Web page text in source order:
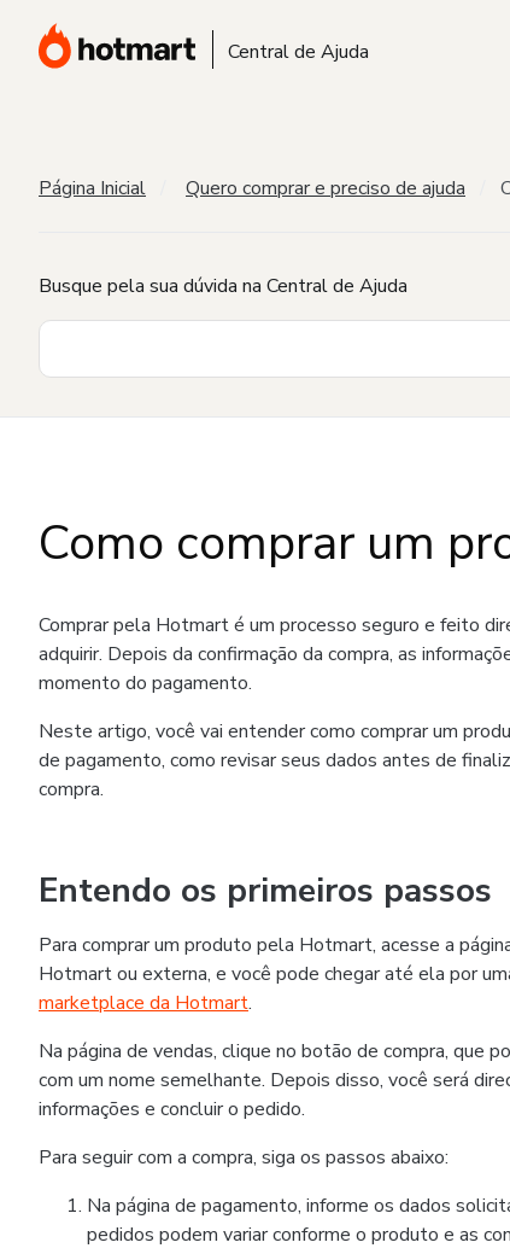
Central de Ajuda
Página Inicial Quero comprar e preciso de ajuda
Busque pela sua dúvida na Central de Ajuda
Como comprar um
Comprar pela Hotmart é um processo seguro e feito
adquirir. Depois da confirmação da compra, as
momento do pagamento.
Neste artigo, você vai entender como comprar um
de pagamento, como revisar seus dados antes de
compra.
Entendo os primeiros passos
Para comprar um produto pela Hotmart, acesse a
Hotmart ou externa, e você pode chegar até ela por
marketplace da Hotmart.
Na página de vendas, clique no botão de compra, que
com um nome semelhante. Depois disso, você será
informações e concluir o pedido.
Para seguir com a compra, siga os passos abaixo:
Na página de pagamento, informe os dados
pedidos podem variar conforme o produto e as